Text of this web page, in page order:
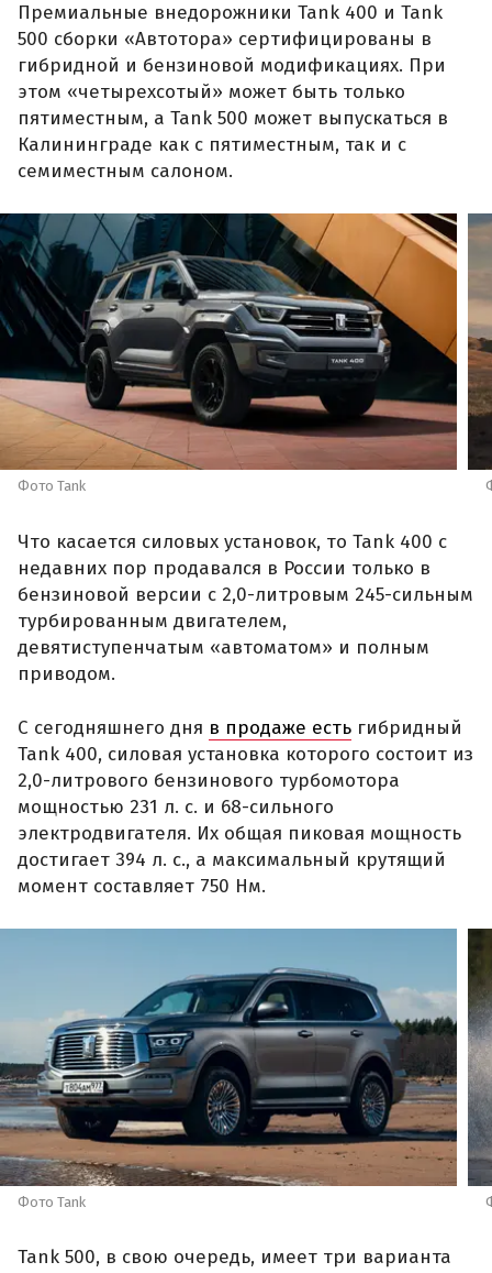
Премиальные внедорожники Tank 400 и Tank
500 сборки «Автотора» сертифицированы в
гибридной и бензиновой модификациях. При
этом «четырехсотый» может быть только
пятиместным, а Tank 500 может выпускаться в
Калининграде как с пятиместным, так и с
семиместным салоном.
Фото Tank
Что касается силовых установок, то Tank 400 с
недавних пор продавался в России только в
бензиновой версии с 2,0-литровым 245-сильным
турбированным двигателем,
девятиступенчатым «автоматом» и полным
приводом.
С сегодняшнего дня в продаже есть гибридный
Tank 400, силовая установка которого состоит из
2,0-литрового бензинового турбомотора
мощностью 231 л. с. и 68-сильного
электродвигателя. Их общая пиковая мощность
достигает 394 л. с., а максимальный крутящий
момент составляет 750 Нм.
Фото Tank
Tank 500, в свою очередь, имеет три варианта